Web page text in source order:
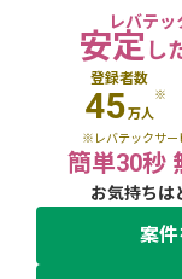
レバテッ
安定し
登録者数
45万人
※
※レバテックサー
簡単30秒
お気持ちは
案